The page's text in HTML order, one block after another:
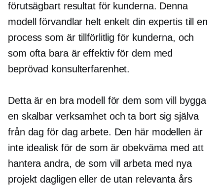
förutsägbart resultat för kunderna. Denna
modell förvandlar helt enkelt din expertis till en
process som är tillförlitlig för kunderna, och
som ofta bara är effektiv för dem med
beprövad konsulterfarenhet.
Detta är en bra modell för dem som vill bygga
en skalbar verksamhet och ta bort sig själva
från dag för dag arbete. Den här modellen är
inte idealisk för de som är obekväma med att
hantera andra, de som vill arbeta med nya
projekt dagligen eller de utan relevanta års